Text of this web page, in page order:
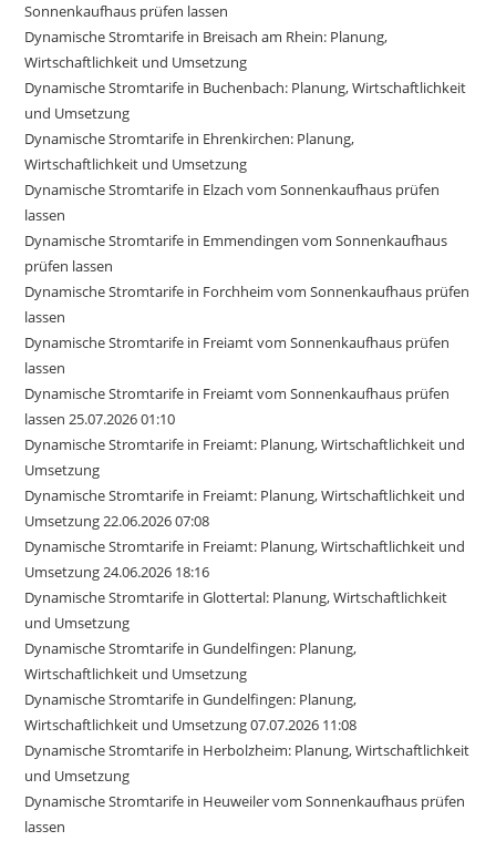
Sonnenkaufhaus prüfen lassen
Dynamische Stromtarife in Breisach am Rhein: Planung,
Wirtschaftlichkeit und Umsetzung
Dynamische Stromtarife in Buchenbach: Planung, Wirtschaftlichkeit
und Umsetzung
Dynamische Stromtarife in Ehrenkirchen: Planung,
Wirtschaftlichkeit und Umsetzung
Dynamische Stromtarife in Elzach vom Sonnenkaufhaus prüfen
lassen
Dynamische Stromtarife in Emmendingen vom Sonnenkaufhaus
prüfen lassen
Dynamische Stromtarife in Forchheim vom Sonnenkaufhaus prüfen
lassen
Dynamische Stromtarife in Freiamt vom Sonnenkaufhaus prüfen
lassen
Dynamische Stromtarife in Freiamt vom Sonnenkaufhaus prüfen
lassen 25.07.2026 01:10
Dynamische Stromtarife in Freiamt: Planung, Wirtschaftlichkeit und
Umsetzung
Dynamische Stromtarife in Freiamt: Planung, Wirtschaftlichkeit und
Umsetzung 22.06.2026 07:08
Dynamische Stromtarife in Freiamt: Planung, Wirtschaftlichkeit und
Umsetzung 24.06.2026 18:16
Dynamische Stromtarife in Glottertal: Planung, Wirtschaftlichkeit
und Umsetzung
Dynamische Stromtarife in Gundelfingen: Planung,
Wirtschaftlichkeit und Umsetzung
Dynamische Stromtarife in Gundelfingen: Planung,
Wirtschaftlichkeit und Umsetzung 07.07.2026 11:08
Dynamische Stromtarife in Herbolzheim: Planung, Wirtschaftlichkeit
und Umsetzung
Dynamische Stromtarife in Heuweiler vom Sonnenkaufhaus prüfen
lassen